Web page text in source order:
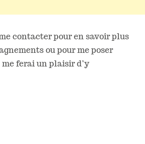
contacter pour en savoir plus
ou pour me poser
ferai un plaisir d’y